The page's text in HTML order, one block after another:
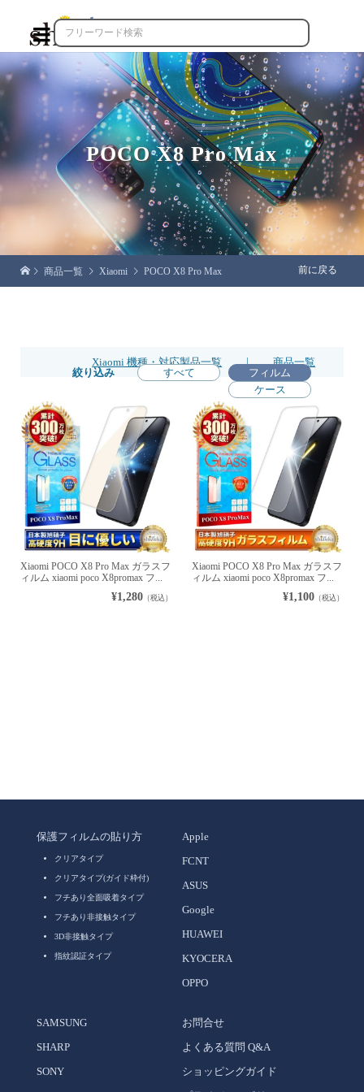

POCO X8 Pro Max
商品一覧 Xiaomi POCO X8 Pro Max 前に戻る
Xiaomi 機種・対応製品一覧 |
商品一覧
絞り込み
すべて
フィルム
ケース
Xiaomi POCO X8 Pro Max ガラスフ
ィルム xiaomi poco X8promax フ...
¥1,280（税込）
Xiaomi POCO X8 Pro Max ガラスフ
ィルム xiaomi poco X8promax フ...
¥1,100 （税込）
保護フィルムの貼り方
クリアタイプ
クリアタイプ(ガイド枠付)
フチあり全面吸着タイプ
フチあり非接触タイプ
3D非接触タイプ
指紋認証タイプ
Apple
FCNT
ASUS
Google
HUAWEI
KYOCERA
OPPO
SAMSUNG
SHARP
SONY
お問合せ
よくある質問 Q&A
ショッピングガイド